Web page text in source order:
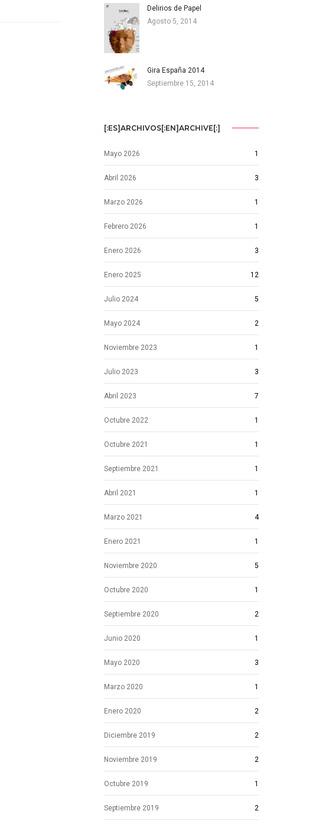
Delirios de Papel
Agosto 5, 2014
Gira España 2014
Septiembre 15, 2014
[:ES]ARCHIVOS[:EN]ARCHIVE[:]
Mayo 2026 1
Abril 2026 3
Marzo 2026 1
Febrero 2026 1
Enero 2026 3
Enero 2025 12
Julio 2024 5
Mayo 2024 2
Noviembre 2023 1
Julio 2023 3
Abril 2023 7
Octubre 2022 1
Octubre 2021 1
Septiembre 2021 1
Abril 2021 1
Marzo 2021 4
Enero 2021 1
Noviembre 2020 5
Octubre 2020 1
Septiembre 2020 2
Junio 2020 1
Mayo 2020 3
Marzo 2020 1
Enero 2020 2
Diciembre 2019 2
Noviembre 2019 2
Octubre 2019 1
Septiembre 2019 2